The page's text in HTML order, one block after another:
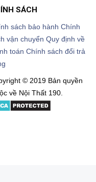
SÁCH
sách bảo hành Chính
vận chuyển Quy định về
toán Chính sách đổi trả
© 2019 Bản quyền
về Nội Thất 190.